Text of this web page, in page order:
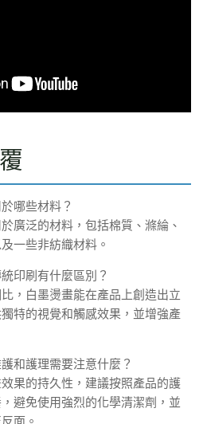
哪些材料？
廣泛的材料，包括棉質、滌綸、
一些非紡織材料。
印刷有什麼區別？
，白墨燙畫能在產品上創造出立
特的視覺和觸感效果，並增強產
和護理需要注意什麼？
果的持久性，建議按照產品的護
避免使用強烈的化學清潔劑，並
面。